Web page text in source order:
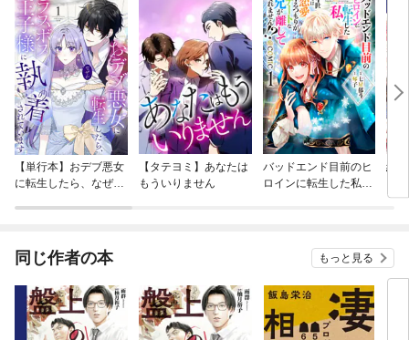
【単行本】おデブ悪女
に転生したら、なぜか
【タテヨミ】あなたは
もういりません
バッドエンド目前のヒ
ロインに転生した私、
結
同じ作者の本 もっと見る